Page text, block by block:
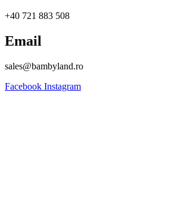
+40 721 883 508
Email
sales@bambyland.ro​
Facebook Instagram